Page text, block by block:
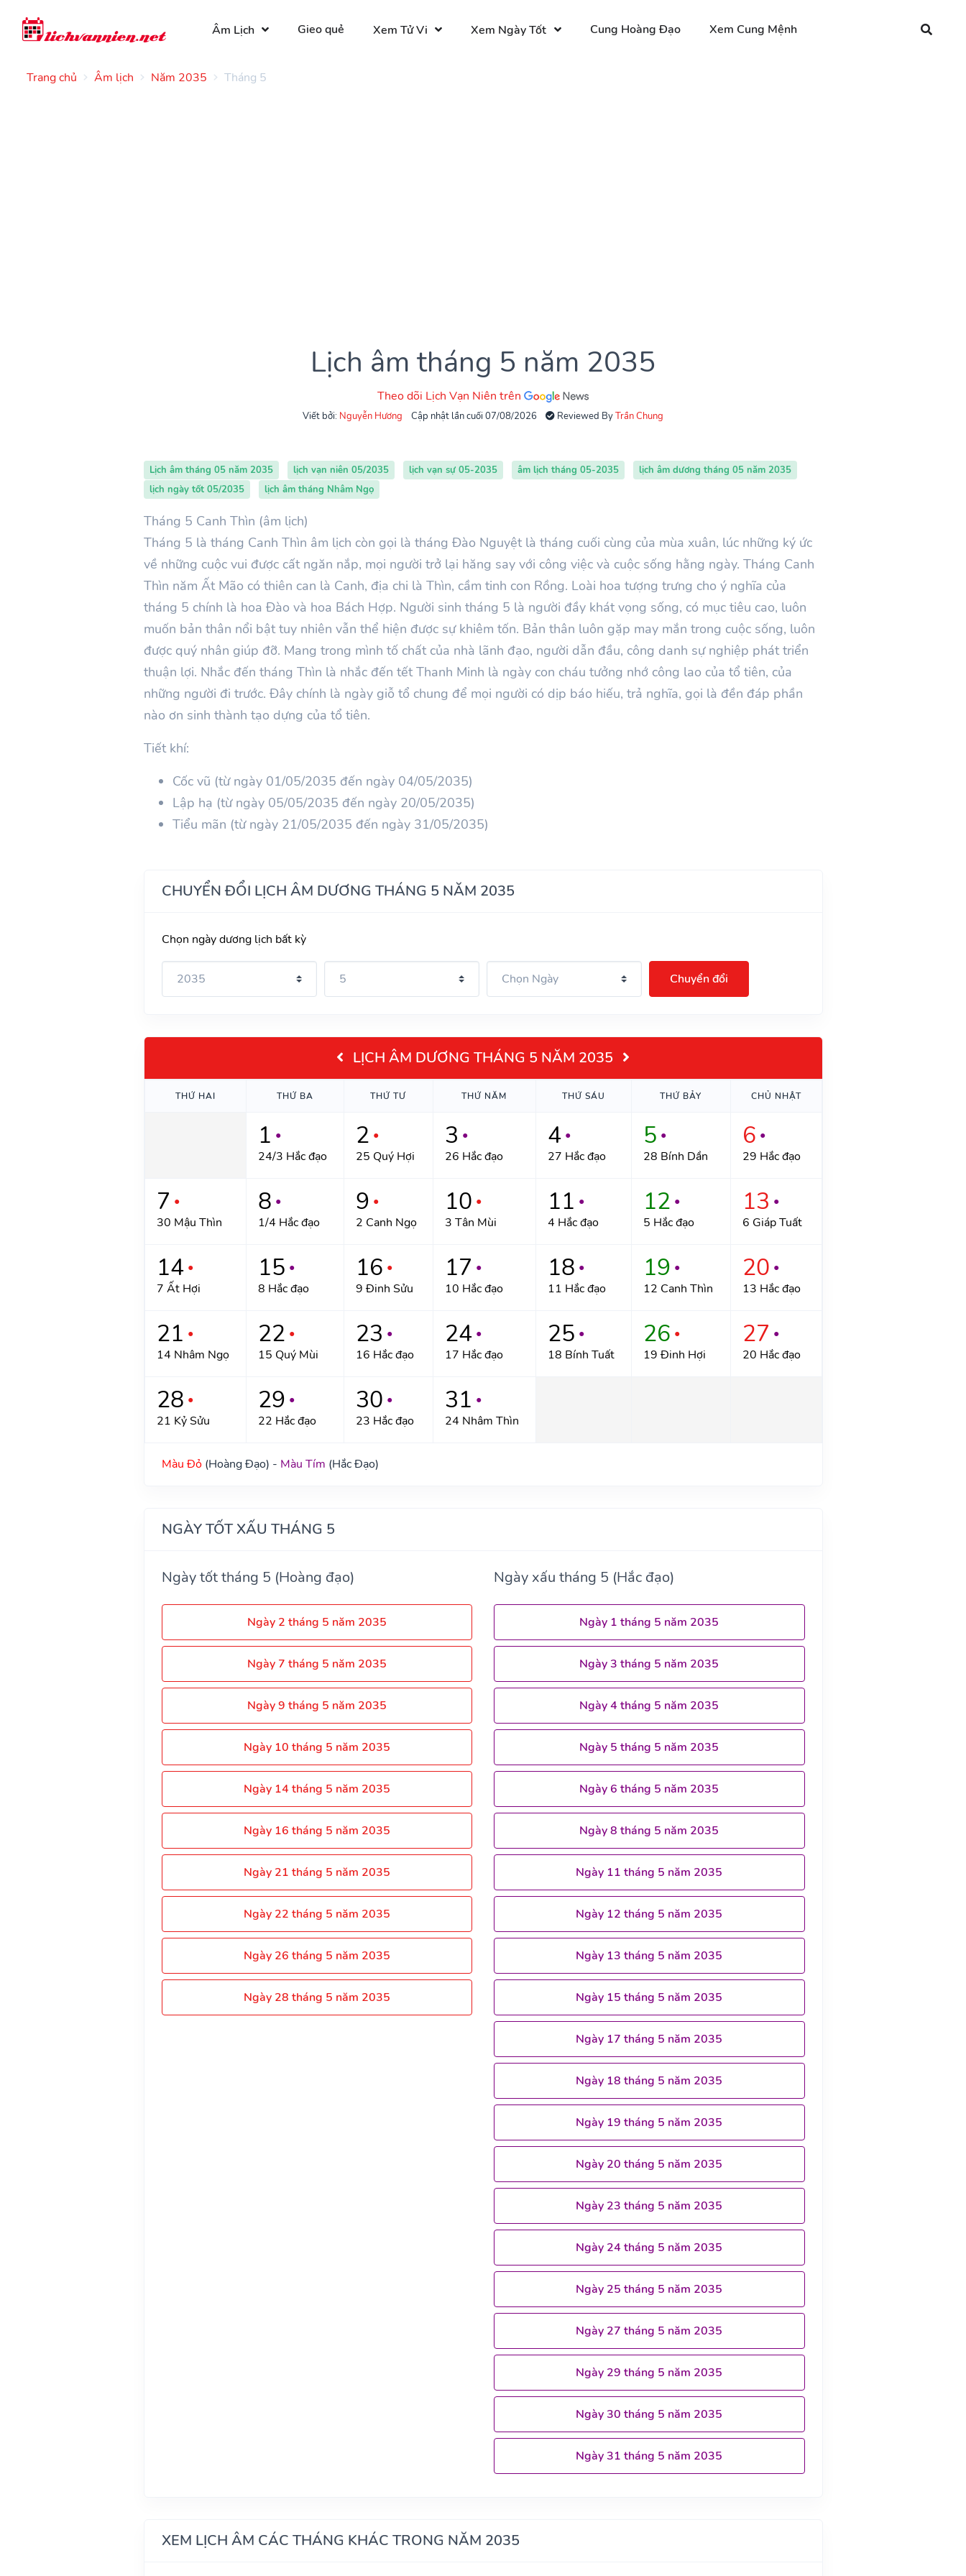
Âm Lịch Gieo quẻ Xem Tử Vi Xem Ngày Tốt Cung Hoàng Đạo Xem Cung Mệnh
Trang chủ Âm lịch Năm 2035 Tháng 5
Lịch âm tháng 5 năm 2035
Theo dõi Lịch Vạn Niên trên
Viết bởi: Nguyễn Hương Cập nhật lần cuối 07/08/2026 Reviewed ByTrần Chung
Lịch âm tháng 05 năm 2035 lịch vạn niên 05/2035 lịch vạn sự 05-2035 âm lịch tháng 05-2035
lịch âm dương tháng 05 năm 2035
lịch ngày tốt 05/2035
lịch âm tháng Nhâm Ngọ
Tháng 5 Canh Thìn (âm lịch)
Tháng 5 là tháng Canh Thìn âm lịch còn gọi là tháng Đào Nguyệt là tháng cuối cùng của mùa xuân, lúc những ký ức
về những cuộc vui được cất ngăn nắp, mọi người trở lại hăng say với công việc và cuộc sống hằng ngày. Tháng Canh
Thìn năm Ất Mão có thiên can là Canh, địa chi là Thìn, cầm tinh con Rồng. Loài hoa tượng trưng cho ý nghĩa của
tháng 5 chính là hoa Đào và hoa Bách Hợp. Người sinh tháng 5 là người đầy khát vọng sống, có mục tiêu cao, luôn
muốn bản thân nổi bật tuy nhiên vẫn thể hiện được sự khiêm tốn. Bản thân luôn gặp may mắn trong cuộc sống, luôn
được quý nhân giúp đỡ. Mang trong mình tố chất của nhà lãnh đạo, người dẫn đầu, công danh sự nghiệp phát triển
thuận lợi. Nhắc đến tháng Thìn là nhắc đến tết Thanh Minh là ngày con cháu tưởng nhớ công lao của tổ tiên, của
những người đi trước. Đây chính là ngày giỗ tổ chung để mọi người có dịp báo hiếu, trả nghĩa, gọi là đền đáp phần
nào ơn sinh thành tạo dựng của tổ tiên.
Tiết khí:
Cốc vũ (từ ngày 01/05/2035 đến ngày 04/05/2035)
Lập hạ (từ ngày 05/05/2035 đến ngày 20/05/2035)
Tiểu mãn (từ ngày 21/05/2035 đến ngày 31/05/2035)
CHUYỂN ĐỔI LỊCH ÂM DƯƠNG THÁNG 5 NĂM 2035
Chọn ngày dương lịch bất kỳ
Chuyển đổi
LỊCH ÂM DƯƠNG THÁNG 5 NĂM 2035
THỨ HAI THỨ BA THỨ TƯ THỨ NĂM THỨ SÁU THỨ BẢY CHỦ NHẬT
1 ●
24/3 Hắc đạo
2 ●
25 Quý Hợi
3 ●
26 Hắc đạo
4 ●
27 Hắc đạo
5 ●
28 Bính Dần
6 ●
29 Hắc đạo
7 ●
30 Mậu Thìn
8 ●
1/4 Hắc đạo
9 ●
2 Canh Ngọ
10 ●
3 Tân Mùi
11 ●
4 Hắc đạo
12 ●
5 Hắc đạo
13 ●
6 Giáp Tuất
14 ●
7 Ất Hợi
15 ●
8 Hắc đạo
16 ●
9 Đinh Sửu
17 ●
10 Hắc đạo
18 ●
11 Hắc đạo
19 ●
12 Canh Thìn
20 ●
13 Hắc đạo
21 ●
14 Nhâm Ngọ
22 ●
15 Quý Mùi
23 ●
16 Hắc đạo
24 ●
17 Hắc đạo
25 ●
18 Bính Tuất
26 ●
19 Đinh Hợi
27 ●
20 Hắc đạo
28 ●
21 Kỷ Sửu
29 ●
22 Hắc đạo
30 ●
23 Hắc đạo
31 ●
24 Nhâm Thìn
Màu Đỏ(Hoàng Đạo) - Màu Tím (Hắc Đạo)
NGÀY TỐT XẤU THÁNG 5
Ngày tốt tháng 5 (Hoàng đạo)
Ngày 2 tháng 5 năm 2035
Ngày 7 tháng 5 năm 2035
Ngày 9 tháng 5 năm 2035
Ngày 10 tháng 5 năm 2035
Ngày 14 tháng 5 năm 2035
Ngày 16 tháng 5 năm 2035
Ngày 21 tháng 5 năm 2035
Ngày 22 tháng 5 năm 2035
Ngày 26 tháng 5 năm 2035
Ngày 28 tháng 5 năm 2035
Ngày xấu tháng 5 (Hắc đạo)
Ngày 1 tháng 5 năm 2035
Ngày 3 tháng 5 năm 2035
Ngày 4 tháng 5 năm 2035
Ngày 5 tháng 5 năm 2035
Ngày 6 tháng 5 năm 2035
Ngày 8 tháng 5 năm 2035
Ngày 11 tháng 5 năm 2035
Ngày 12 tháng 5 năm 2035
Ngày 13 tháng 5 năm 2035
Ngày 15 tháng 5 năm 2035
Ngày 17 tháng 5 năm 2035
Ngày 18 tháng 5 năm 2035
Ngày 19 tháng 5 năm 2035
Ngày 20 tháng 5 năm 2035
Ngày 23 tháng 5 năm 2035
Ngày 24 tháng 5 năm 2035
Ngày 25 tháng 5 năm 2035
Ngày 27 tháng 5 năm 2035
Ngày 29 tháng 5 năm 2035
Ngày 30 tháng 5 năm 2035
Ngày 31 tháng 5 năm 2035
XEM LỊCH ÂM CÁC THÁNG KHÁC TRONG NĂM 2035